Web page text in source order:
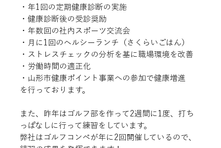
・年1回の定期健康診断の実施
・健康診断後の受診奨励
・年数回の社内スポーツ交流会
・月に1回のヘルシーランチ（さくらいごはん）
・ストレスチェックの分析を基に職場環境を改善
・労働時間の適正化
・山形市健康ポイント事業への参加で健康増進
を行っております。
また、昨年はゴルフ部を作って2週間に1度、打ち
っぱなしに行って練習をしています。
弊社はゴルフコンペが年に2回開催しているので、